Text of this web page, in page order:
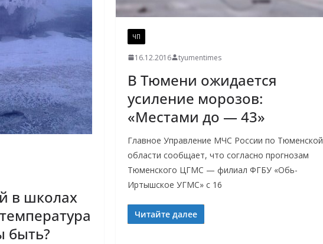
в школах
быть?
ЧП
16.12.2016 tyumentimes
В Тюмени ожидается
усиление морозов:
«Местами до — 43»
Главное Управление МЧС России по Тюменской
области сообщает, что согласно прогнозам
Тюменского ЦГМС — филиал ФГБУ «Обь-
Иртышское УГМС» с 16
Читайте далее